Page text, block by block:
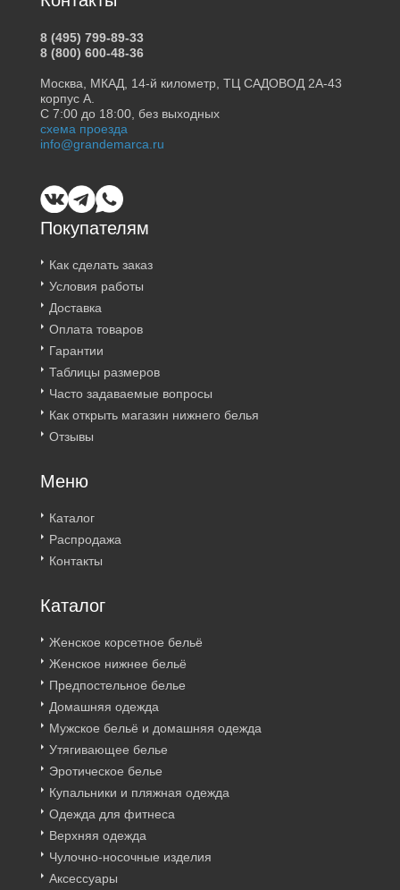
Покупателям
Как сделать заказ
Условия работы
Доставка
Оплата товаров
Гарантии
Таблицы размеров
Часто задаваемые вопросы
Как открыть магазин нижнего белья
Отзывы
Меню
Каталог
Распродажа
Контакты
Каталог
Женское корсетное бельё
Женское нижнее бельё
Предпостельное белье
Домашняя одежда
Мужское бельё и домашняя одежда
Утягивающее белье
Эротическое белье
Купальники и пляжная одежда
Одежда для фитнеса
Верхняя одежда
Чулочно-носочные изделия
Аксессуары
8 (495) 799-89-33
8 (800) 600-48-36
Москва, МКАД, 14-й километр, ТЦ САДОВОД 2А-43
корпус А.
С 7:00 до 18:00, без выходных
схема проезда
info@grandemarca.ru